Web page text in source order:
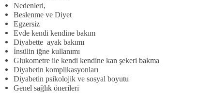
Nedenleri,
Beslenme ve Diyet
Egzersiz
Evde kendi kendine bakım
Diyabette ayak bakımı
İnsülin iğne kullanımı
Glukometre ile kendi kendine kan şekeri bakma
Diyabetin komplikasyonları
Diyabetin psikolojik ve sosyal boyutu
Genel sağlık önerileri